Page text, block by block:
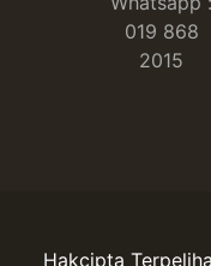
019 868
2015
Hakcipta